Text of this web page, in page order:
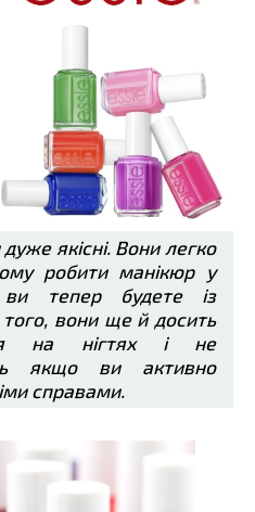
якісні. Вони легко
робити манікюр у
тепер будете із
вони ще й досить
на нігтях і не
якщо ви активно
справами.